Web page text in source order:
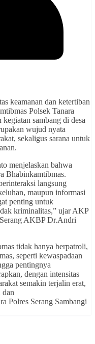
keamanan dan ketertiban
Polsek Tanara
sambang di desa
wujud nyata
sekaligus sarana untuk
menjelaskan bahwa
Bhabinkamtibmas.
langsung
maupun informasi
penting untuk
kriminalitas,” ujar AKP
AKBP Dr.Andri
tidak hanya berpatroli,
seperti kewaspadaan
pentingnya
dengan intensitas
semakin terjalin erat,
dan
Polres Serang Sambangi